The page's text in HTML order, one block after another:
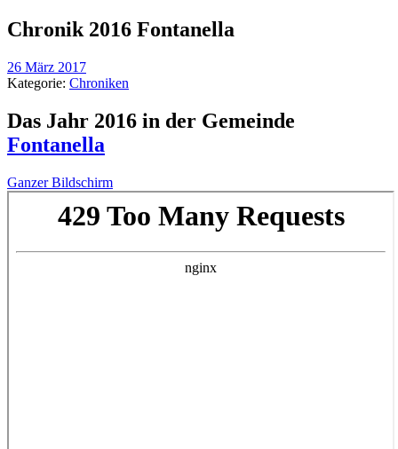
Chronik 2016 Fontanella
26 März 2017
Kategorie: Chroniken
Das Jahr 2016 in der Gemeinde
Fontanella
Ganzer Bildschirm
Zum